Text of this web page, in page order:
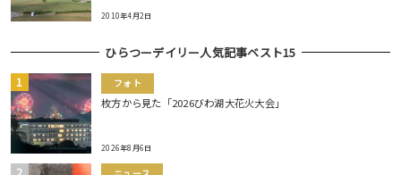
2010年4月2日
ひらつーデイリー人気記事ベスト15
フォト
枚方から見た「2026びわ湖大花火大会」
2026年8月6日